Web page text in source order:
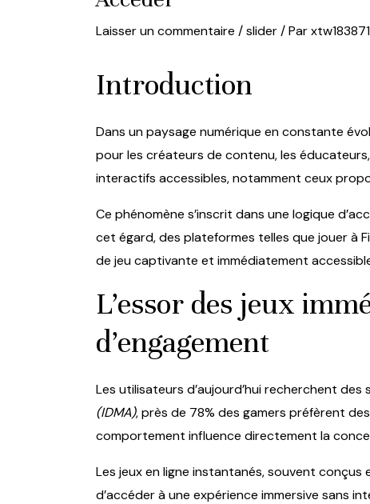
Laisser un commentaire /slider/ Par
Introduction
Dans un paysage numérique en constante
pour les créateurs de contenu, les
interactifs accessibles, notamment ceux
Ce phénomène s’inscrit dans une logique
cet égard, des plateformes telles que jouer à
de jeu captivante et immédiatement
L’essor des jeux
d’engagement
Les utilisateurs d’aujourd’hui recherchent
(IDMA), près de 78% des gamers préfèrent
comportement influence directement la
Les jeux en ligne instantanés, souvent conçus
d’accéder à une expérience immersive sans